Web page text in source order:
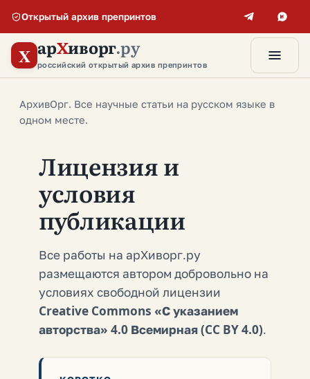
Открытый архив препринтов
X арХиворг.ру
российский открытый архив препринтов
АрхивОрг. Все научные статьи на русском языке в
одном месте.
Лицензия и
условия
публикации
Все работы на арХиворг.ру
размещаются автором добровольно на
условиях свободной лицензии
Creative Commons «С указанием
авторства» 4.0 Всемирная (CC BY 4.0).